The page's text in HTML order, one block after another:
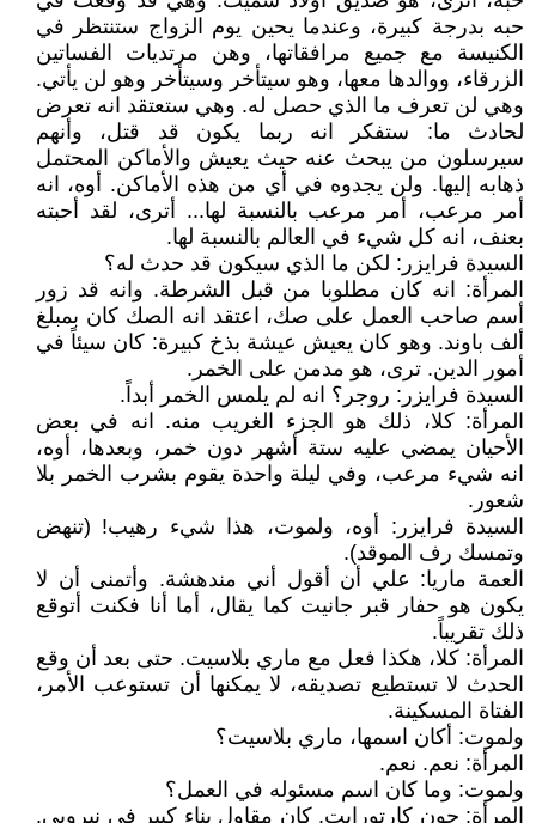
حبه بدرجة كبيرة، وعندما يحين يوم الزواج ستنتظر في
الكنيسة مع جميع مرافقاتها، وهن مرتديات الفساتين
الزرقاء، ووالدها معها، وهو سيتأخر وسيتأخر وهو لن يأتي.
وهي لن تعرف ما الذي حصل له. وهي ستعتقد انه تعرض
لحادث ما: ستفكر انه ربما يكون قد قتل، وأنهم
سيرسلون من يبحث عنه حيث يعيش والأماكن المحتمل
ذهابه إليها. ولن يجدوه في أي من هذه الأماكن. أوه، انه
أمر مرعب، أمر مرعب بالنسبة لها... أترى، لقد أحبته
بعنف، انه كل شيء في العالم بالنسبة لها.
السيدة فرايزر: لكن ما الذي سيكون قد حدث له؟
المرأة: انه كان مطلوبا من قبل الشرطة. وانه قد زور
أسم صاحب العمل على صك، اعتقد انه الصك كان بمبلغ
ألف باوند. وهو كان يعيش عيشة بذخ كبيرة: كان سيئاً في
أمور الدين. ترى، هو مدمن على الخمر.
السيدة فرايزر: روجر؟ انه لم يلمس الخمر أبداً.
المرأة: كلا، ذلك هو الجزء الغريب منه. انه في بعض
الأحيان يمضي عليه ستة أشهر دون خمر، وبعدها، أوه،
انه شيء مرعب، وفي ليلة واحدة يقوم بشرب الخمر بلا
شعور.
السيدة فرايزر: أوه، ولموت، هذا شيء رهيب! (تنهض
وتمسك رف الموقد).
العمة ماريا: علي أن أقول أني مندهشة. وأتمنى أن لا
يكون هو حفار قبر جانيت كما يقال، أما أنا فكنت أتوقع
ذلك تقريباً.
المرأة: كلا، هكذا فعل مع ماري بلاسيت. حتى بعد أن وقع
الحدث لا تستطيع تصديقه، لا يمكنها أن تستوعب الأمر،
الفتاة المسكينة.
ولموت: أكان اسمها، ماري بلاسيت؟
المرأة: نعم. نعم.
ولموت: وما كان اسم مسئوله في العمل؟
المرأة: جون كارتورايت. كان مقاول بناء كبير في نيروبي.